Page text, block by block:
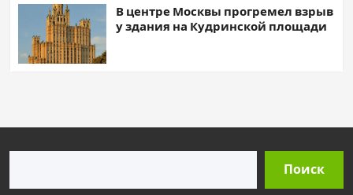
В центре Москвы прогремел взрыв
у здания на Кудринской площади
Поиск